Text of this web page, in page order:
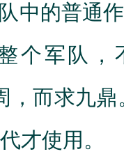
中的普通
个军队
，而求九鼎
才使用。